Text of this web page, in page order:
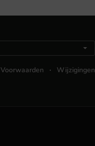
Voorwaarden .
Wijzigingen